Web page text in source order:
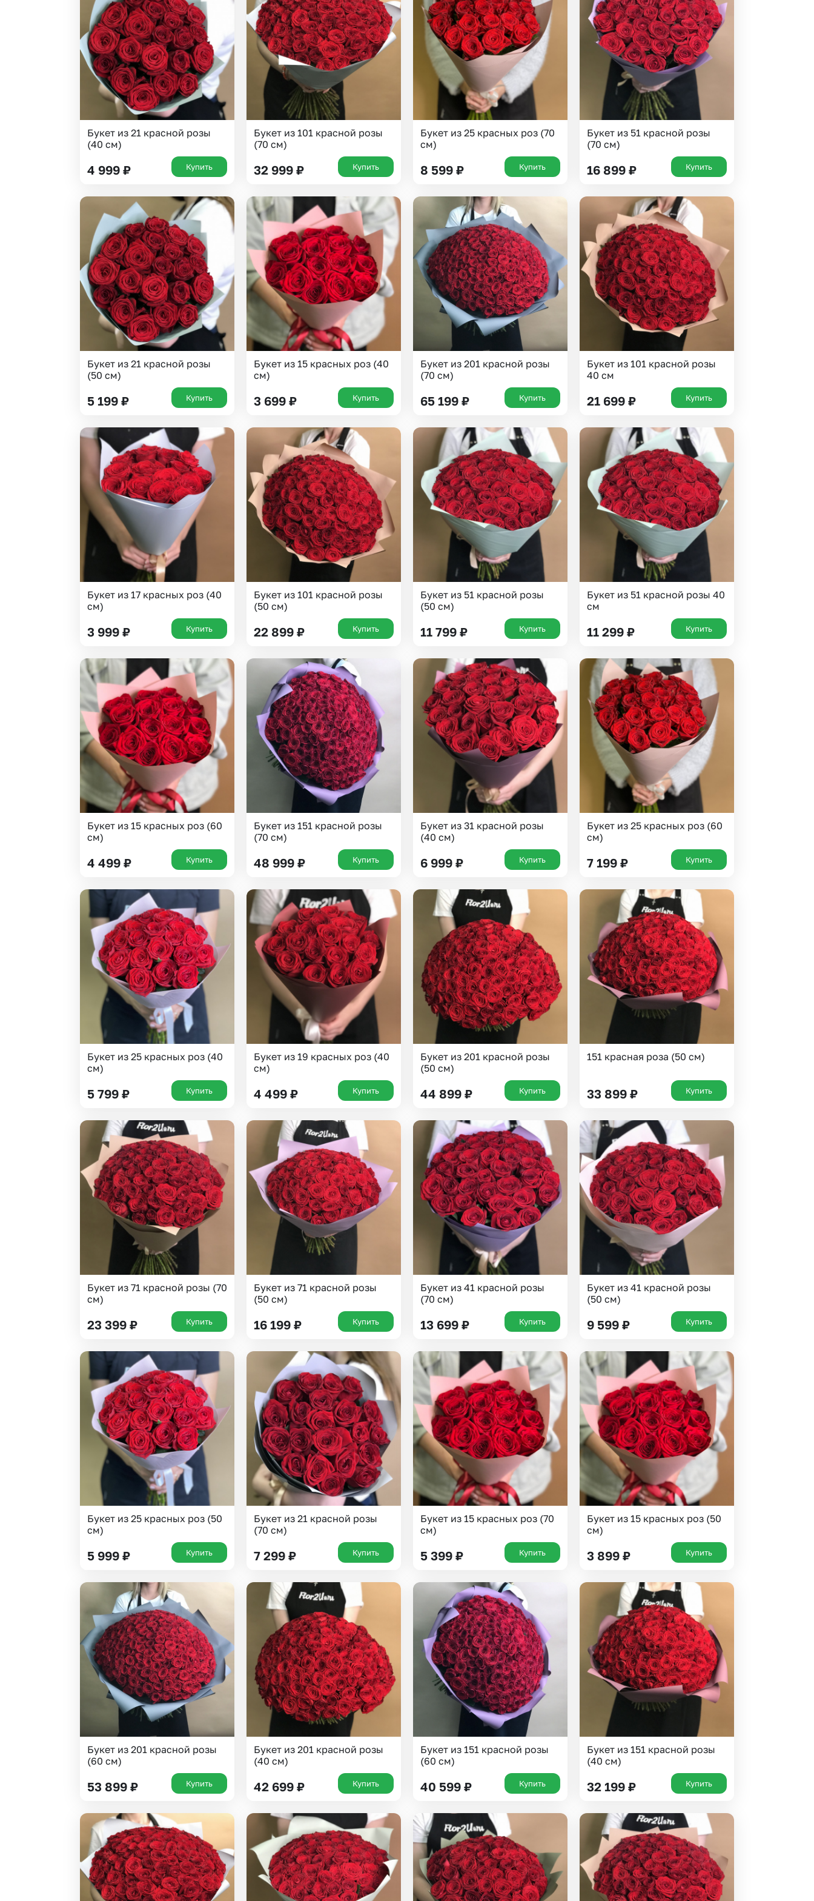
Гвоздики
Георгины
Гипсофила
Гортензии
Ирисы
Каллы
Статица
Суккуленты
Тюльпаны
Фрезия
Эустома
Insta букеты
Хиты продаж
Новинки
До 10000 рублей
Черная пятница
Все категории
Выберите город доставки
Или выберите из популярных
Москва и МО
Санкт-Петербург
Нижний Новгород
Челябинск
Екатеринбург
Новосибирск
Омск
Волгоград
Воронеж
Букет из 21 красной розы
(40 см)
4 999 ₽ Купить
Букет из 101 красной розы
(70 см)
32 999 ₽ Купить
Букет из 25 красных роз (70
см)
8 599 ₽ Купить
Букет из 51 красной розы
(70 см)
16 899 ₽ Купить
Букет из 21 красной розы
(50 см)
5 199 ₽ Купить
Букет из 15 красных роз (40
см)
3 699 ₽ Купить
Букет из 201 красной розы
(70 см)
65 199 ₽ Купить
Букет из 101 красной розы
40 см
21 699 ₽ Купить
Букет из 17 красных роз (40
см)
3 999 ₽ Купить
Букет из 101 красной розы
(50 см)
22 899 ₽ Купить
Букет из 51 красной розы
(50 см)
11 799 ₽ Купить
Букет из 51 красной розы 40
см
11 299 ₽ Купить
Букет из 15 красных роз (60
см)
4 499 ₽ Купить
Букет из 151 красной розы
(70 см)
48 999 ₽ Купить
Букет из 31 красной розы
(40 см)
6 999 ₽ Купить
Букет из 25 красных роз (60
см)
7 199 ₽ Купить
Букет из 25 красных роз (40
см)
5 799 ₽ Купить
Букет из 19 красных роз (40
см)
4 499 ₽ Купить
Букет из 201 красной розы
(50 см)
44 899 ₽ Купить
151 красная роза (50 см)
33 899 ₽ Купить
Букет из 71 красной розы (70
см)
23 399 ₽ Купить
Букет из 71 красной розы
(50 см)
16 199 ₽ Купить
Букет из 41 красной розы
(70 см)
13 699 ₽ Купить
Букет из 41 красной розы
(50 см)
9 599 ₽ Купить
Букет из 25 красных роз (50
см)
5 999 ₽ Купить
Букет из 21 красной розы
(70 см)
7 299 ₽ Купить
Букет из 15 красных роз (70
см)
5 399 ₽ Купить
Букет из 15 красных роз (50
см)
3 899 ₽ Купить
Букет из 201 красной розы
(60 см)
53 899 ₽ Купить
Букет из 201 красной розы
(40 см)
42 699 ₽ Купить
Букет из 151 красной розы
(60 см)
40 599 ₽ Купить
Букет из 151 красной розы
(40 см)
32 199 ₽ Купить